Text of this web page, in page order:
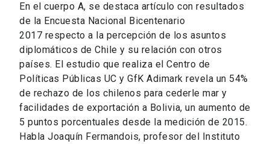
En el cuerpo A, se destaca artículo con resultados
de la Encuesta Nacional Bicentenario
2017 respecto a la percepción de los asuntos
diplomáticos de Chile y su relación con otros
países. El estudio que realiza el Centro de
Políticas Públicas UC y GfK Adimark revela un 54%
de rechazo de los chilenos para cederle mar y
facilidades de exportación a Bolivia, un aumento de
5 puntos porcentuales desde la medición de 2015.
Habla Joaquín Fermandois, profesor del Instituto